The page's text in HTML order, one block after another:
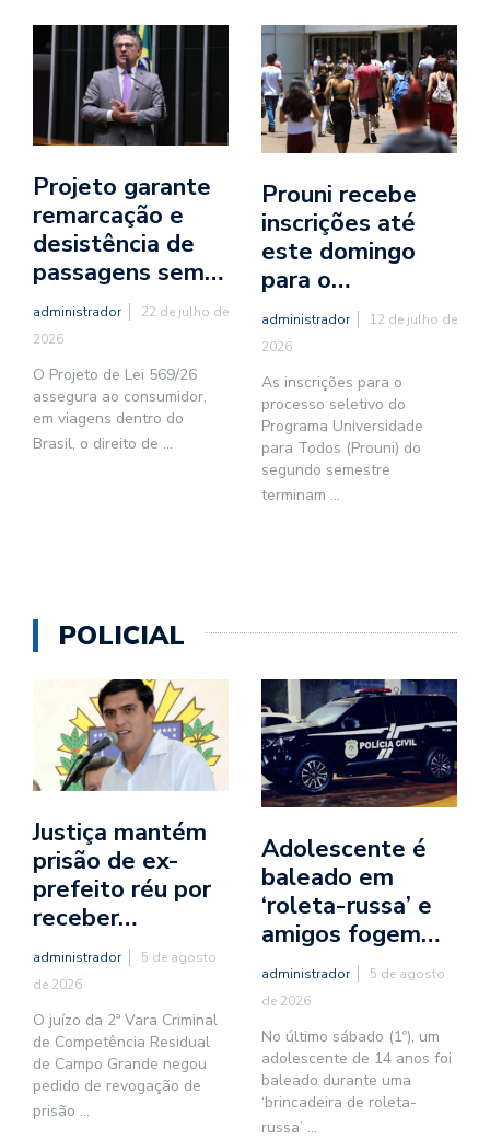
Projeto garante
remarcação e
desistência de
passagens sem…
administrador
22 de julho de
2026
O Projeto de Lei 569/26
assegura ao consumidor,
em viagens dentro do
Brasil, o direito de ...
Prouni recebe
inscrições até
este domingo
para o…
administrador
12 de julho de
2026
As inscrições para o
processo seletivo do
Programa Universidade
para Todos (Prouni) do
segundo semestre
terminam ...
POLICIAL
Justiça mantém
prisão de ex-
prefeito réu por
receber…
administrador
5 de agosto
de 2026
O juízo da 2ª Vara Criminal
de Competência Residual
de Campo Grande negou
pedido de revogação de
prisão ...
Adolescente é
baleado em
‘roleta-russa’ e
amigos fogem…
administrador
5 de agosto
de 2026
No último sábado (1º), um
adolescente de 14 anos foi
baleado durante uma
‘brincadeira de roleta-
russa’ ...